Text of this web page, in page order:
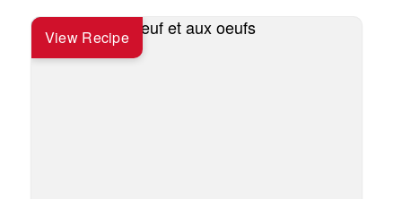
View Recipe